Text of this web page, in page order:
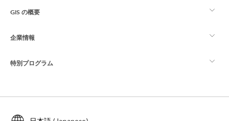
マッピング
Esri Community
ArcGIS ブログ
GIS の概要
GIS とは
ロケーション インテリジェンス
トレーニング
企業情報
Esri について
特別プログラム
ArcGIS for Student Use